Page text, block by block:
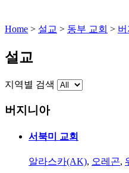
Home > 설교 > 동부 교회 >
설교
지역별 검색
버지니아
서북미 교회
알라스카(AK), 오레곤,